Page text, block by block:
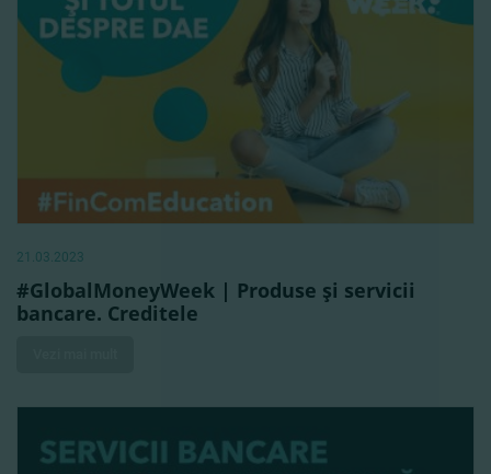
21.03.2023
#GlobalMoneyWeek | Produse şi servicii
bancare. Creditele